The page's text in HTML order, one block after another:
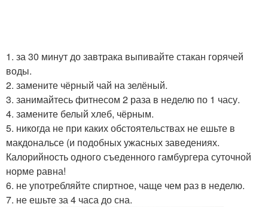
1. за 30 минут до завтрака выпивайте стакан горячей
воды.
2. замените чёрный чай на зелёный.
3. занимайтесь фитнесом 2 раза в неделю по 1 часу.
4. замените белый хлеб, чёрным.
5. никогда не при каких обстоятельствах не ешьте в
макдональсе (и подобных ужасных заведениях.
Калорийность одного съеденного гамбургера суточной
норме равна!
6. не употребляйте спиртное, чаще чем раз в неделю.
7. не ешьте за 4 часа до сна.